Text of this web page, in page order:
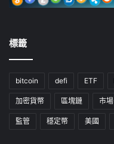
標籤
bitcoin defi ETF
加密貨幣 區塊鏈 市場
監管 穩定幣 美國